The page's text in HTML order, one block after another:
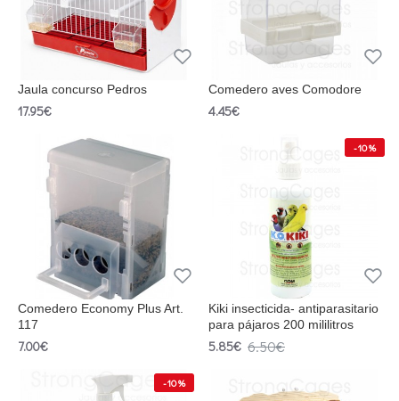
Jaula concurso Pedros
17.95€
Comedero aves Comodore
4.45€
Comedero Economy Plus Art.
117
7.00€
-10 %
Kiki insecticida- antiparasitario
para pájaros 200 mililitros
5.85€ 6.50€
-10 %